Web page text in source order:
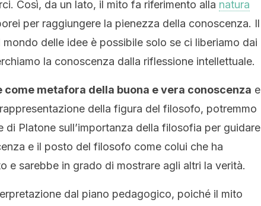
Così, da un lato, il mito fa riferimento alla natura
per raggiungere la pienezza della conoscenza. Il
mondo delle idee è possibile solo se ci liberiamo dai
la conoscenza dalla riflessione intellettuale.
come metafora della buona e vera conoscenza e
della figura del filosofo, potremmo
di Platone sull’importanza della filosofia per guidare
e il posto del filosofo come colui che ha
e sarebbe in grado di mostrare agli altri la verità.
dal piano pedagogico, poiché il mito